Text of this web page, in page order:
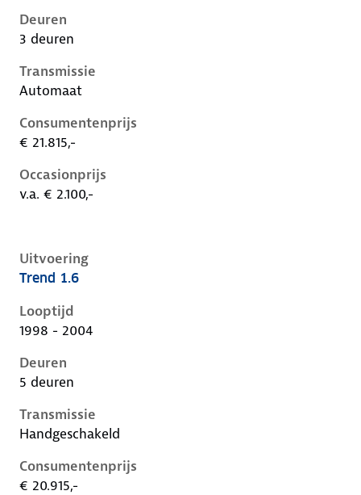
Deuren
3 deuren
Transmissie
Automaat
Consumentenprijs
€ 21.815,-
Occasionprijs
v.a. € 2.100,-
Uitvoering
Ford Focus i, 1.6, 74 kW, Benzine, 5 deuren
Trend 1.6
Looptijd
1998 - 2004
Deuren
5 deuren
Transmissie
Handgeschakeld
Consumentenprijs
€ 20.915,-